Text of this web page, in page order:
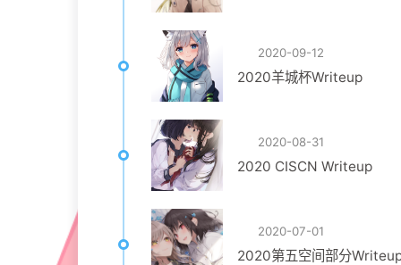
2020-09-12
2020羊城杯Writeup
2020-08-31
2020 CISCN Writeup
2020-07-01
2020第五空间部分